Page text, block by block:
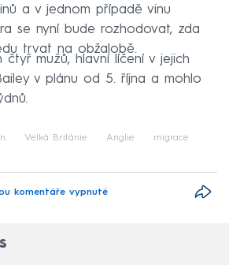
a v jednom případě vinu
se nyní bude rozhodovat, zda
trvat na obžalobě.
mužů, hlavní líčení v jejich
v plánu od 5. října a mohlo
Velká Británie Anglie migrace
komentáře vypnuté